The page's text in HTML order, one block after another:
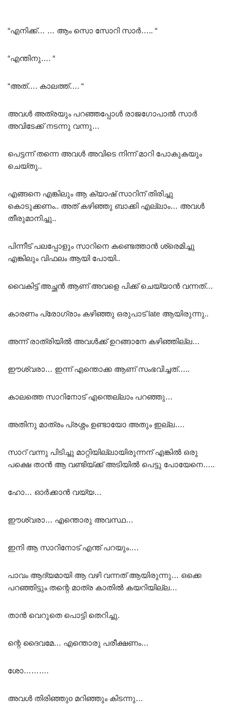
“എനിക്ക്… … ആം സൊ സോറി സാർ….. “
“എന്തിനു…. “
“അത്…. കാലത്ത്…. “
അവൾ അത്രയും പറഞ്ഞപ്പോൾ രാജഗോപാൽ സാർ
അവിടേക്ക് നടന്നു വന്നു…
പെട്ടന്ന് തന്നെ അവൾ അവിടെ നിന്ന് മാറി പോകുകയും
ചെയ്തു..
എങ്ങനെ എങ്കിലും ആ ക്യാഷ് സാറിന് തിരിച്ചു
കൊടുക്കണം.. അത് കഴിഞ്ഞു ബാക്കി എല്ലാം… അവൾ
തീരുമാനിച്ചു..
പിന്നീട് പലപ്പോളും സാറിനെ കണ്ടെത്താൻ ശ്രെമിച്ചു
എങ്കിലും വിഫലം ആയി പോയി..
വൈകിട്ട് അച്ഛൻ ആണ് അവളെ പിക്ക് ചെയ്യാൻ വന്നത്…
കാരണം പ്രോഗ്രാം കഴിഞ്ഞു ഒരുപാട് late ആയിരുന്നു..
അന്ന് രാത്രിയിൽ അവൾക്ക് ഉറങ്ങാനേ കഴിഞ്ഞില്ല…
ഈശ്വരാ… ഇന്ന് എന്തൊക്ക ആണ് സംഭവിച്ചത്…..
കാലത്തെ സാറിനോട് എന്തെല്ലാം പറഞ്ഞു…
അതിനു മാത്രം പ്രശ്നം ഉണ്ടായോ അതും ഇല്ല….
സാറ് വന്നു പിടിച്ചു മാറ്റിയില്ലായിരുന്നന് എങ്കിൽ ഒരു
പക്ഷെ താൻ ആ വണ്ടിയ്ക്ക് അടിയിൽ പെട്ടു പോയേനെ…..
ഹോ… ഓർക്കാൻ വയ്യ…
ഈശ്വരാ… എന്തൊരു അവസ്ഥ…
ഇനി ആ സാറിനോട് എന്ത് പറയും….
പാവം ആദ്യമായി ആ വഴി വന്നത് ആയിരുന്നു… ഒക്കെ
പറഞ്ഞിട്ടും തന്റെ മാത്ര കാതിൽ കയറിയില്ല…
താൻ വെറുതെ പൊട്ടി തെറിച്ചു.
ന്റെ ദൈവമേ… എന്തൊരു പരീക്ഷണം…
ശോ……….
അവൾ തിരിഞ്ഞുo മറിഞ്ഞും കിടന്നു…